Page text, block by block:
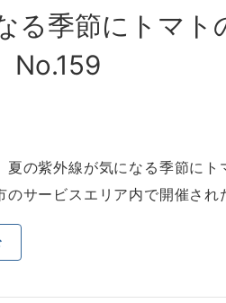
る季節にトマ
No.159
夏の紫外線が気になる季節に
のサービスエリア内で開催さ